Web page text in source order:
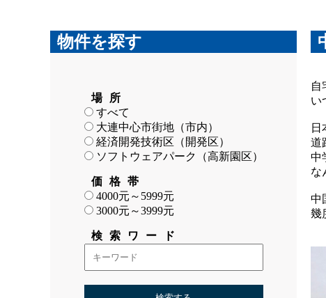
自
い
日
道
中
な
中
幾
物件を探す
場所
すべて
大連中心市街地（市内）
経済開発技術区（開発区）
ソフトウェアパーク（高新園区）
価格帯
4000元～5999元
3000元～3999元
検索ワード